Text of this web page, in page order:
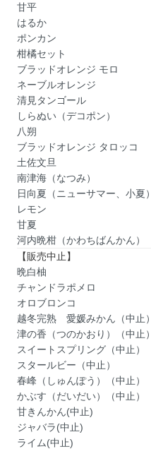
甘平
はるか
ポンカン
柑橘セット
ブラッドオレンジ モロ
ネーブルオレンジ
清見タンゴール
しらぬい（デコポン）
八朔
ブラッドオレンジ タロッコ
土佐文旦
南津海（なつみ）
日向夏（ニューサマー、小夏）
レモン
甘夏
河内晩柑（かわちばんかん）
【販売中止】
晩白柚
チャンドラポメロ
オロブロンコ
越冬完熟 愛媛みかん（中止）
津の香（つのかおり）（中止）
スイートスプリング（中止）
スタールビー（中止）
春峰（しゅんぽう）（中止）
かぶす（だいだい）（中止）
甘きんかん(中止)
ジャバラ(中止)
ライム(中止)